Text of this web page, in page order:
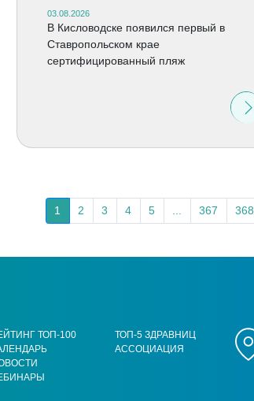
03.08.2026
В Кисловодске появился первый в
Ставропольском крае
сертифицированный пляж
1 2 3 4 5 367 368
ТОП-100
ТОП-5 ЗДРАВНИЦ
АССОЦИАЦИЯ